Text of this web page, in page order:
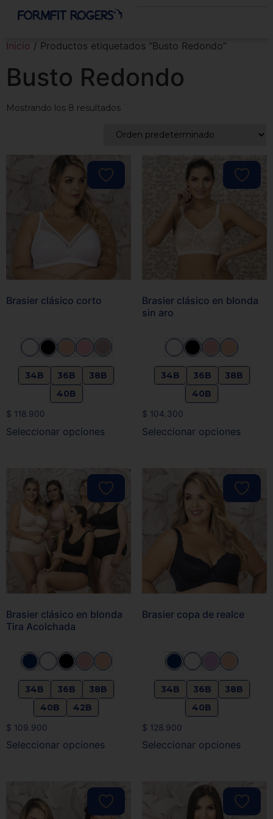
Inicio / Productos etiquetados “Busto Redondo”
Busto Redondo
Mostrando los 8 resultados
Brasier clásico corto
34B 36B
38B
40B
$ 118.900
Seleccionar opciones
Brasier clásico en blonda
sin aro
34B 36B
38B
40B
$ 104.300
Seleccionar opciones
Brasier clásico en blonda
Tira Acolchada
34B 36B
38B
40B
42B
$ 109.900
Seleccionar opciones
Brasier copa de realce
34B 36B
38B
40B
$ 128.900
Seleccionar opciones